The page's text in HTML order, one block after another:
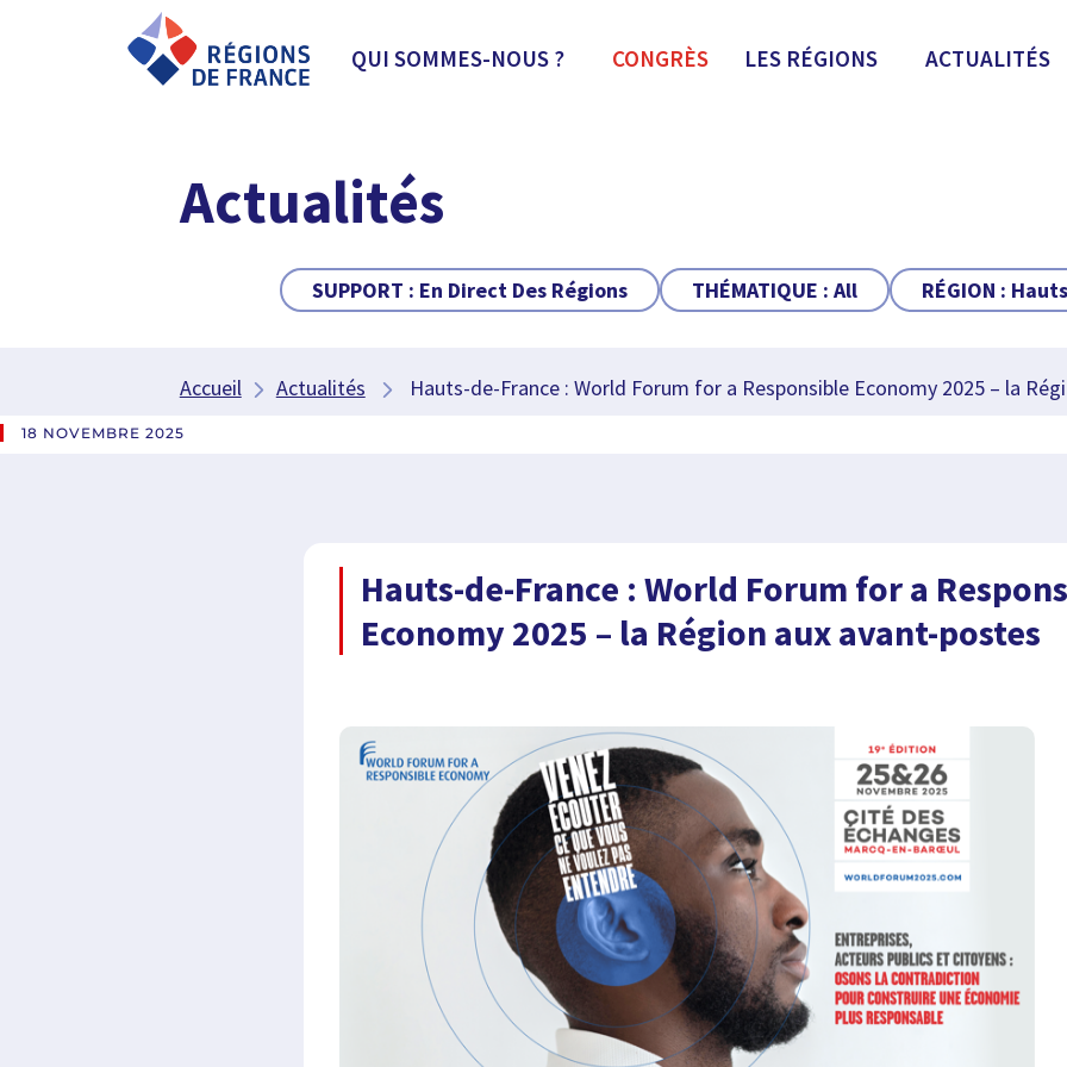
QUI SOMMES-NOUS ? CONGRÈS LES RÉGIONS ACTUALITÉS
Actualités
SUPPORT : En Direct Des Régions THÉMATIQUE : All RÉGION :
Accueil Actualités Hauts-de-France : World Forum for a Responsible Economy 2025 – la
18 NOVEMBRE 2025
Hauts-de-France : World Forum for a
Economy 2025 – la Région aux avant-postes